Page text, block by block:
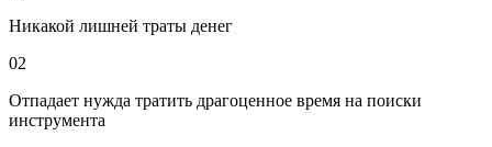
Никакой лишней траты денег
02
Отпадает нужда тратить драгоценное время на поиски
инструмента